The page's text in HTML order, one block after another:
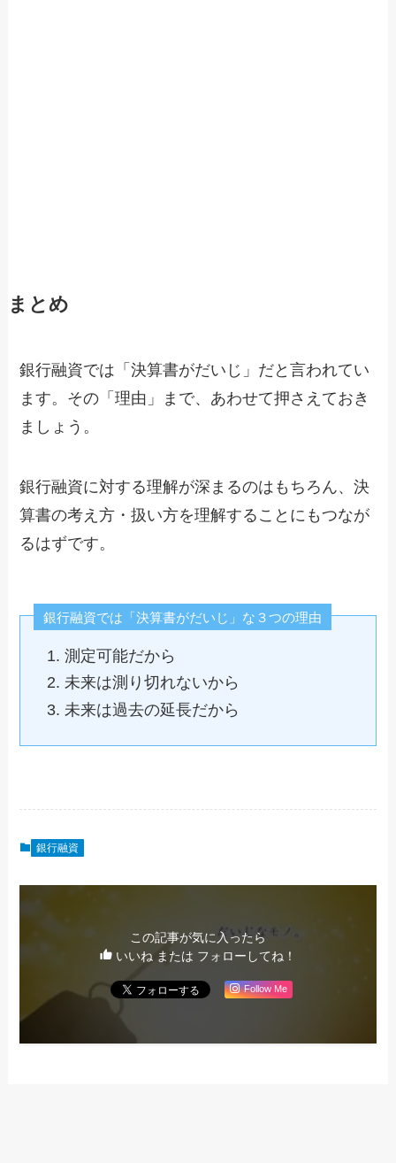
まとめ
銀行融資では「決算書がだいじ」だと言われてい
ます。その「理由」まで、あわせて押さえておき
ましょう。
銀行融資に対する理解が深まるのはもちろん、決
算書の考え方・扱い方を理解することにもつなが
るはずです。
銀行融資では「決算書がだいじ」な３つの理由
測定可能だから
未来は測り切れないから
未来は過去の延長だから
銀行融資
この記事が気に入ったら
いいね または フォローしてね！
Follow Me